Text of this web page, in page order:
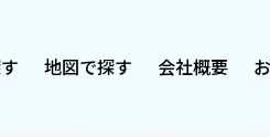
地図で探す 会社概要